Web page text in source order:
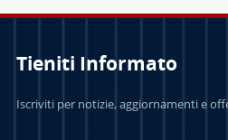
Tieniti Informato
Iscriviti per notizie, aggiornamenti e